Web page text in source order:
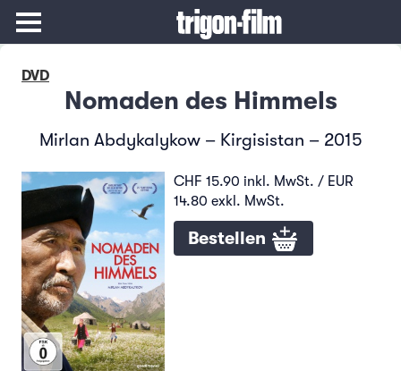
DVD
Nomaden des Himmels
Mirlan Abdykalykow – Kirgisistan – 2015
CHF 15.90 inkl. MwSt. / EUR
14.80 exkl. MwSt.
Bestellen